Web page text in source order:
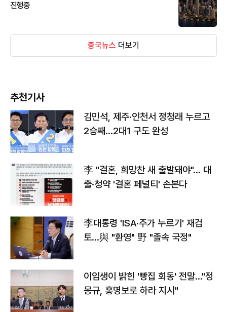
진행중
중국뉴스 더보기
추천기사
김민석, 제주·인천서 정청래 누르고
2승째…2대1 구도 완성
李 "결혼, 희망찬 새 출발돼야"… 대
출·청약 '결혼 페널티' 손본다
李대통령 'ISA·주가 누르기' 재검
토…與 "환영" 野 "졸속 국정"
이임생이 밝힌 '빵집 회동' 전말…"정
몽규, 홍명보로 하라 지시"